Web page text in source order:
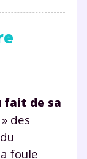
fait de sa
des
foule